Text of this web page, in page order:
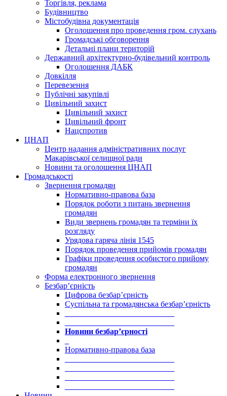
Торгівля, реклама
Будівництво
Містобудівна документація
Оголошення про проведення гром. слухань
Громадські обговорення
Детальні плани територій
Державний архітектурно-будівельний контроль
Оголошення ДАБК
Довкілля
Перевезення
Публічні закупівлі
Цивільний захист
Цивільний захист
Цивільний фронт
Нацспротив
ЦНАП
Центр надання адміністративних послуг
Макарівської селищної ради
Новини та оголошення ЦНАП
Громадськості
Звернення громадян
Нормативно-правова база
Порядок роботи з питань звернення
громадян
Види звернень громадян та терміни їх
розгляду
Урядова гаряча лінія 1545
Порядок проведення прийомів громадян
Графіки проведення особистого прийому
громадян
Форма електронного звернення
Безбар’єрність
Цифрова безбар’єрність
Суспільна та громадянська безбар’єрність
Новини безбар’єрності
Нормативно-правова база